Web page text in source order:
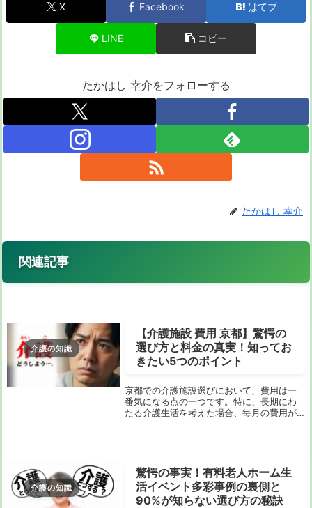
X Facebook はてブ
LINE コピー
たかはし 幸介をフォローする
たかはし 幸介
関連記事
介護の知識
【介護施設 費用 京都】驚愕の
選び方と料金の真実！知ってお
きたい5つのポイント
京都での介護施設選びにおいて、費用は一
番気になる点の一つです。特に、長期にわ
たる介護生活を考えた場合、毎月の費用が
介護の知識
驚愕の事実！有料老人ホーム生
活イベント多彩事例の裏側と
90%が知らない選び方の秘訣